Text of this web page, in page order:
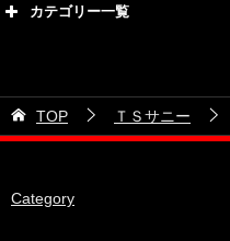
2026年5月
2026年4月
2026年2月
カテゴリー一覧
21号車
28号車
TOP ＴＳサニー
Category